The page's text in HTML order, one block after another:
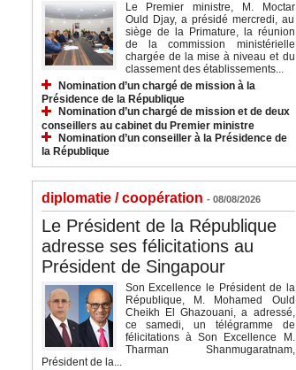
Le Premier ministre, M. Moctar
Ould Djay, a présidé mercredi, au
siège de la Primature, la réunion
de la commission ministérielle
chargée de la mise à niveau et du
classement des établissements...
Nomination d’un chargé de mission à la
Présidence de la République
Nomination d’un chargé de mission et de deux
conseillers au cabinet du Premier ministre
Nomination d’un conseiller à la Présidence de
la République
diplomatie / coopération - 08/08/2026
Le Président de la République
adresse ses félicitations au
Président de Singapour
Son Excellence le Président de la
République, M. Mohamed Ould
Cheikh El Ghazouani, a adressé,
ce samedi, un télégramme de
félicitations à Son Excellence M.
Tharman Shanmugaratnam,
Président de la...